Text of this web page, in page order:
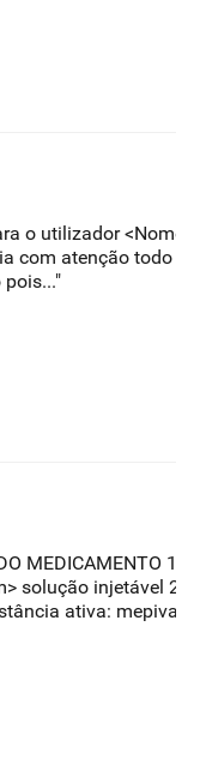
o utilizador <Nome
com atenção todo
MEDICAMENTO 1.
solução injetável 2.
ativa: